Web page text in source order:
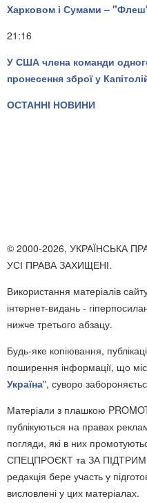
Харковом і Сумами –
21:16
У США члена команди
пронесення зброї у
ОСТАННІ НОВИНИ
© 2000-2026, УКРАЇНСЬКА
УСІ ПРАВА ЗАХИЩЕНІ.
Використання матеріалів
інтернет-видань -
нижче третього абзацу.
Будь-яке копіювання,
поширення інформації, що
Україна", суворо
Матеріали з плашкою
публікуються на правах
погляди, які в них
СПЕЦПРОЄКТ та ЗА
редакція бере участь у
висловлені у цих матеріалах.